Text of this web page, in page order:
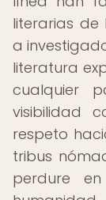
literarias de
a
literatura
cualquier
visibilidad
respeto
tribus
perdure